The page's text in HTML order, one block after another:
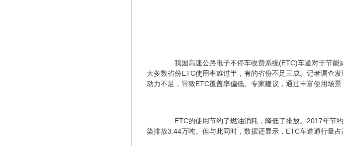
我国高速公路电子不停车收费系统(ETC)车道对于节能
大多数省份ETC使用率难过半，有的省份不足三成。记者调查
动力不足，导致ETC覆盖率偏低。专家建议，通过丰富使用场
ETC的使用节约了燃油消耗，降低了排放。2017年节
染排放3.44万吨。但与此同时，数据还显示，ETC车道通行量